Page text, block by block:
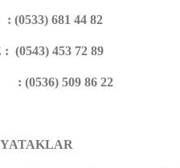
: (0533) 681 44 82
: (0543) 453 72 89
: (0536) 509 86 22